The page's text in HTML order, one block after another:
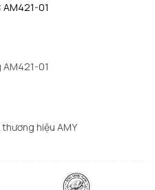
AM421-01
01
hiệu AMY